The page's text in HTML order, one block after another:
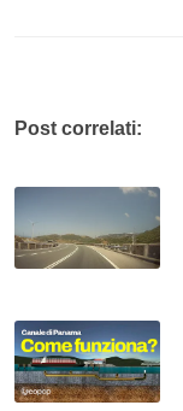
Post correlati: